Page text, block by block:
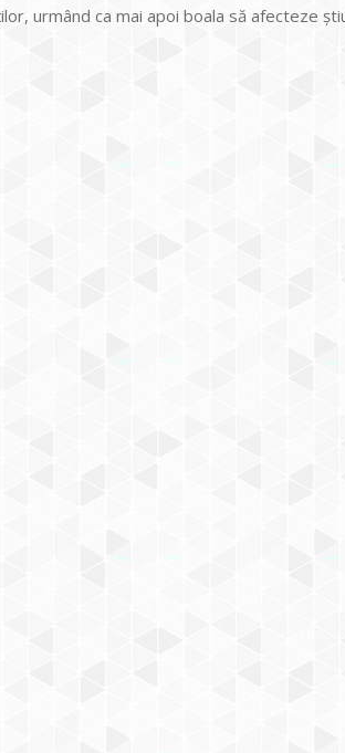
urmând ca mai apoi boala să afecteze